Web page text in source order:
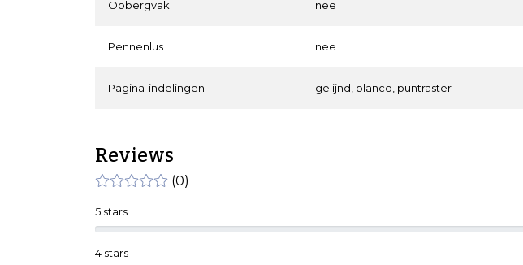
Opbergvak nee
Pennenlus nee
Pagina-indelingen gelijnd, blanco, puntraster
Reviews
(0)
4 stars
5 stars